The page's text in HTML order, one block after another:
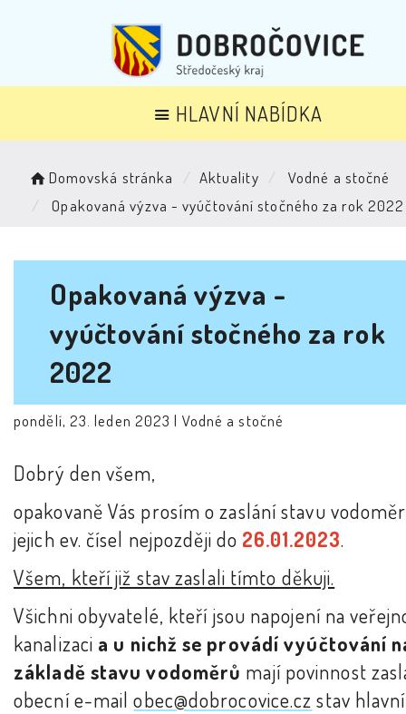
HLAVNÍ NABÍDKA
Domovská stránka Aktuality
Vodné a stočné
Opakovaná výzva - vyúčtování stočného za rok 2022
Opakovaná výzva -
vyúčtování stočného za rok
2022
pondělí, 23. leden 2023 | Vodné a stočné
Dobrý den všem,
opakovaně Vás prosím o zaslání stavu
jejich ev. čísel nejpozději do 26.01.2023.
Všem, kteří již stav zaslali tímto děkuji.
Všichni obyvatelé, kteří jsou napojení na
kanalizaci a u nichž se provádí vyúčtování
základě stavu vodoměrů mají povinnost
obecní e-mailobec@dobrocovice.cz stav